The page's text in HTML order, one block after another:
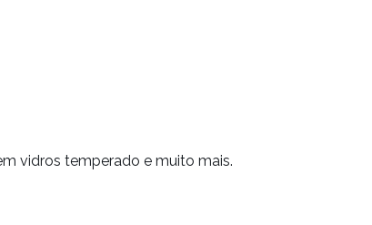
vidros temperado e muito mais.